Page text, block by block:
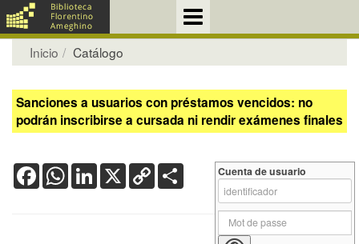
Inicio Catálogo
Sanciones a usuarios con préstamos vencidos: no
podrán inscribirse a cursada ni rendir exámenes finales
FacebookWhatsApp
LinkedIn
X Copy
Link
Cuenta de usuario